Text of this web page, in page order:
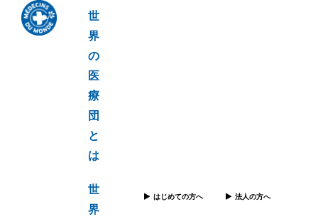
世
界
の
医
療
団
と
は
世
界
はじめての方へ 法人の方へ